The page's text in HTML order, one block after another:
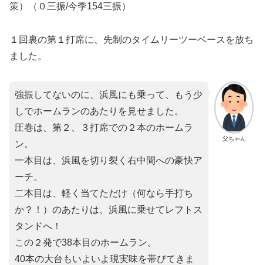
策）（０三振/今季154三振）
１回裏の第１打席に、先制のタイムリーツーベースを放ち
ました。
父ちゃん
強振してないのに、浜風にも乗って、もう少
しでホームランのあたりを見せました。
圧巻は、第２、３打席での２本のホームラ
ン。
一本目は、浜風を切り裂く右中間への豪快ア
ーチ。
二本目は、軽く当てただけ（何なら手打ち
か？！）のあたりは、浜風に乗せてレフトス
タンドへ！
この２発で38本目のホームラン。
40本の大台もいよいよ現実味を帯びてきま